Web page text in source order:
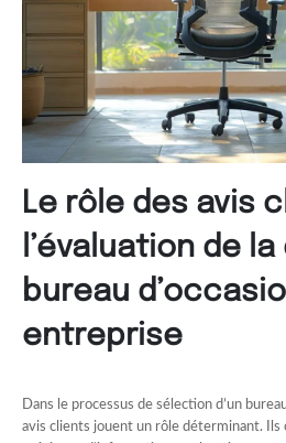
Le rôle des avis
l’évaluation de la
bureau
entreprise
Dans le processus de sélection d’un
avis clients jouent un rôle déterminant.